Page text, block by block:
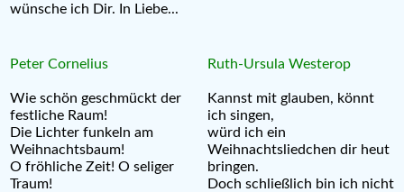
wünsche ich Dir. In Liebe...
Peter Cornelius
Wie schön geschmückt der
festliche Raum!
Die Lichter funkeln am
Weihnachtsbaum!
O fröhliche Zeit! O seliger
Traum!
Ruth-Ursula Westerop
Kannst mit glauben, könnt
ich singen,
würd ich ein
Weihnachtsliedchen dir heut
bringen.
Doch schließlich bin ich nicht